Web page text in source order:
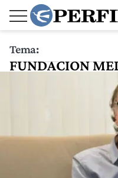
Tema:
FUNDACION